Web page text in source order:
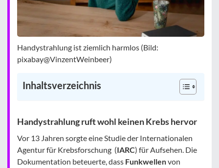
Handystrahlung ist ziemlich harmlos (Bild:
pixabay@VinzentWeinbeer)
Inhaltsverzeichnis
Handystrahlung ruft wohl keinen Krebs hervor
Vor 13 Jahren sorgte eine Studie der Internationalen
Agentur für Krebsforschung (IARC) für Aufsehen. Die
Dokumentation beteuerte, dass Funkwellenvon